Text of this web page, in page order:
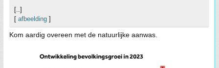
[..]
[ afbeelding ]
Kom aardig overeen met de natuurlijke aanwas.